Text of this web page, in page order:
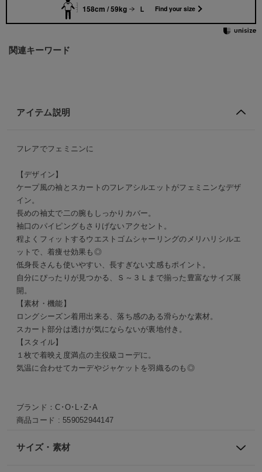
158cm / 59kg Ｌ Find your size
関連キーワード
アイテム説明
フレアでフェミニンに
【デザイン】
ケープ風の袖とスカートのフレアシルエットがフェミニンなデザ
イン。
長めの袖丈で二の腕もしっかりカバー。
袖口のパイピングもさりげないアクセント。
程よくフィットするウエストゴムシャーリングのメリハリシルエ
ットで、着痩せ効果も◎
低身長さんも使いやすい、長すぎない丈感もポイント。
自分にぴったりが見つかる、Ｓ～３Ｌまで揃った豊富なサイズ展
開。
【素材・機能】
ロングシーズン着用出来る、落ち感のある滑らかな素材。
スカート部分は透けが気にならないが裏地付き。
【スタイル】
１枚で着映え度満点の主役級コーデに。
気温に合わせてカーデやジャケットを羽織るのも◎
ブランド：C･O･L･Z･A
商品コード : 559052944147
サイズ・素材